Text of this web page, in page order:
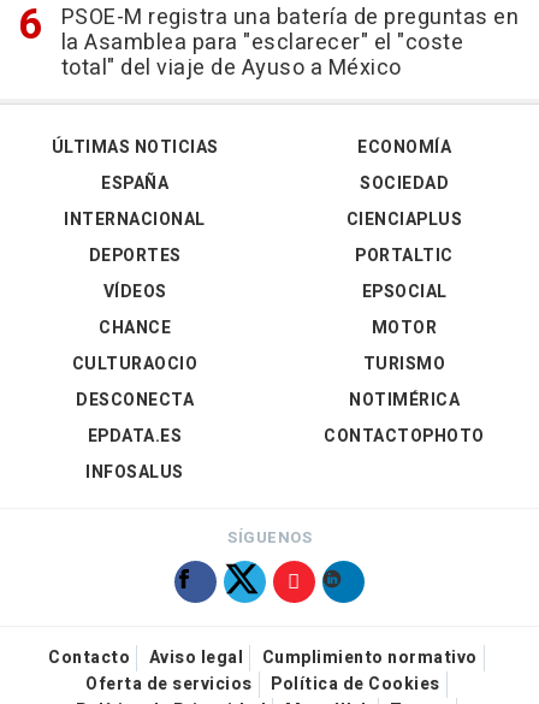
PSOE-M registra una batería de preguntas en
la Asamblea para "esclarecer" el "coste
total" del viaje de Ayuso a México
ÚLTIMAS NOTICIAS
ESPAÑA
INTERNACIONAL
DEPORTES
VÍDEOS
ECONOMÍA
SOCIEDAD
CIENCIAPLUS
PORTALTIC
EPSOCIAL
CHANCE
CULTURAOCIO
DESCONECTA
EPDATA.ES
INFOSALUS
MOTOR
TURISMO
NOTIMÉRICA
CONTACTOPHOTO
SÍGUENOS
Contacto Aviso legal
Cumplimiento normativo
Oferta de servicios
Política de Cookies